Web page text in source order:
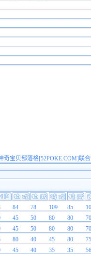
宝贝部落格[52POKE.COM]联
84 78 109 85
45 50 80 80 70
45 50 80 80 70
80 40 45 80 75
45 40 35 35 56